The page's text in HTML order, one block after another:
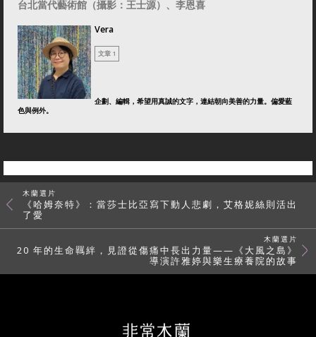
台北當代藝術館（攝影：王士源）、李恩喜
Vera
文章 1
企劃、編輯，希望用真誠的文字，連結朝向美善的力量。偏愛藍
色與例外。
木蘭選片
《哈姆奈特》：當莎士比亞寫下動人悲劇，艾格妮絲則活出
了愛
木蘭選片
20 年的生命羈絆，見證從傷痛中長出力量——《大風之島》
導演許雅婷與樂生療養院的故事